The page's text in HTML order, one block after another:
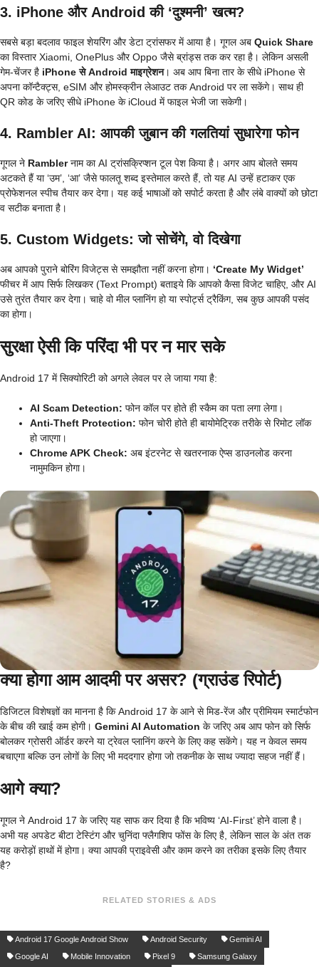
3. iPhone और Android की ‘दुश्मनी’ खत्म?
सबसे बड़ा बदलाव फाइल शेयरिंग और डेटा ट्रांसफर में आया है। गूगल अब Quick Share
का विस्तार Xiaomi, OnePlus और Oppo जैसे ब्रांड्स तक कर रहा है। लेकिन असली
गेम-चेंजर है iPhone से Android माइग्रेशन। अब आप बिना तार के सीधे iPhone से
अपना कॉन्टैक्ट्स, eSIM और होमस्क्रीन लेआउट तक Android पर ला सकेंगे। साथ ही
QR कोड के जरिए सीधे iPhone के iCloud में फाइल भेजी जा सकेगी।
4. Rambler AI: आपकी जुबान की गलतियां सुधारेगा फोन
गूगल ने Ramblerनाम का AI ट्रांसक्रिप्शन टूल पेश किया है। अगर आप बोलते समय
अटकते हैं या ‘उम’, ‘आ’ जैसे फालतू शब्द इस्तेमाल करते हैं, तो यह AI उन्हें हटाकर एक
प्रोफेशनल स्पीच तैयार कर देगा। यह कई भाषाओं को सपोर्ट करता है और लंबे वाक्यों को छोटा
व सटीक बनाता है।
5. Custom Widgets: जो सोचेंगे, वो दिखेगा
अब आपको पुराने बोरिंग विजेट्स से समझौता नहीं करना होगा। ‘Create My Widget’
फीचर में आप सिर्फ लिखकर (Text Prompt) बताइये कि आपको कैसा विजेट चाहिए, और AI
उसे तुरंत तैयार कर देगा। चाहे वो मील प्लानिंग हो या स्पोर्ट्स ट्रैकिंग, सब कुछ आपकी पसंद
का होगा।
सुरक्षा ऐसी कि परिंदा भी पर न मार सके
Android 17 में सिक्योरिटी को अगले लेवल पर ले जाया गया है:
AI Scam Detection: फोन कॉल पर होते ही स्कैम का पता लगा लेगा।
Anti-Theft Protection: फोन चोरी होते ही बायोमेट्रिक तरीके से रिमोट लॉक
हो जाएगा।
Chrome APK Check: अब इंटरनेट से खतरनाक ऐप्स डाउनलोड करना
नामुमकिन होगा।
क्या होगा आम आदमी पर असर? (ग्राउंड रिपोर्ट)
डिजिटल विशेषज्ञों का मानना है कि Android 17 के आने से मिड-रेंज और प्रीमियम स्मार्टफोन
के बीच की खाई कम होगी। Gemini AI Automation के जरिए अब आप फोन को सिर्फ
बोलकर ग्रोसरी ऑर्डर करने या ट्रेवल प्लानिंग करने के लिए कह सकेंगे। यह न केवल समय
बचाएगा बल्कि उन लोगों के लिए भी मददगार होगा जो तकनीक के साथ ज्यादा सहज नहीं हैं।
आगे क्या?
गूगल ने Android 17 के जरिए यह साफ कर दिया है कि भविष्य ‘AI-First’ होने वाला है।
अभी यह अपडेट बीटा टेस्टिंग और चुनिंदा फ्लैगशिप फोंस के लिए है, लेकिन साल के अंत तक
यह करोड़ों हाथों में होगा। क्या आपकी प्राइवेसी और काम करने का तरीका इसके लिए तैयार
है?
RELATED STORIES & ADS
Android 17 Google Android Show Android Security
Gemini AI
Google AI
Mobile Innovation Pixel 9 Samsung Galaxy